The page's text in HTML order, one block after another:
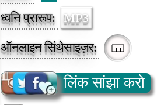
ध्वनि प्रारूप: MP3
ऑनलाइन सिंथेसाइज़र:
लिंक सांझा करो